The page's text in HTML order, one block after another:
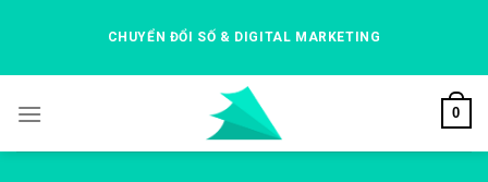
CHUYỂN ĐỔI SỐ & DIGITAL MARKETING
0